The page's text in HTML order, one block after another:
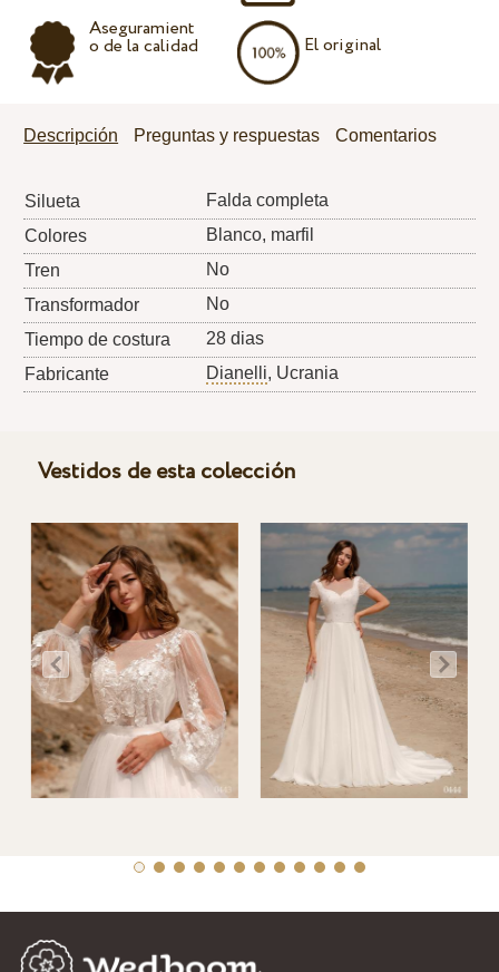
Aseguramient
o de la calidad El original
Descripción Preguntas y respuestas Comentarios
Silueta
Falda completa
Colores
Blanco, marfil
Tren
No
Transformador
No
Tiempo de costura
28 dias
Fabricante
Dianelli, Ucrania
Vestidos de esta colección